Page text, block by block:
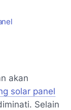
akan
solar panel
Selain